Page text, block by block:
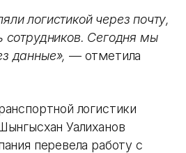
логистикой через почту,
сотрудников. Сегодня мы
данные», — отметила
логистики
Уалиханов
перевела работу с